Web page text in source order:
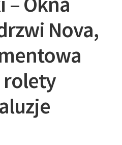
Nova,
rolety